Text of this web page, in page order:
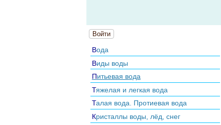
Войти
Вода
Виды воды
Питьевая вода
Тяжелая и легкая вода
Талая вода. Протиевая вода
Кристаллы воды, лёд, снег